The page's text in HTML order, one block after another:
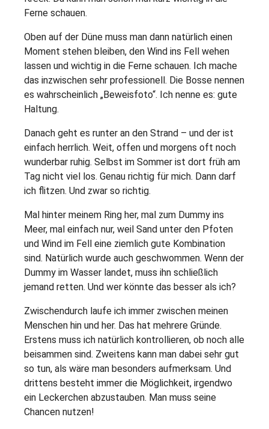
Ferne schauen.
Oben auf der Düne muss man dann natürlich einen
Moment stehen bleiben, den Wind ins Fell wehen
lassen und wichtig in die Ferne schauen. Ich mache
das inzwischen sehr professionell. Die Bosse nennen
es wahrscheinlich „Beweisfoto“. Ich nenne es: gute
Haltung.
Danach geht es runter an den Strand – und der ist
einfach herrlich. Weit, offen und morgens oft noch
wunderbar ruhig. Selbst im Sommer ist dort früh am
Tag nicht viel los. Genau richtig für mich. Dann darf
ich flitzen. Und zwar so richtig.
Mal hinter meinem Ring her, mal zum Dummy ins
Meer, mal einfach nur, weil Sand unter den Pfoten
und Wind im Fell eine ziemlich gute Kombination
sind. Natürlich wurde auch geschwommen. Wenn der
Dummy im Wasser landet, muss ihn schließlich
jemand retten. Und wer könnte das besser als ich?
Zwischendurch laufe ich immer zwischen meinen
Menschen hin und her. Das hat mehrere Gründe.
Erstens muss ich natürlich kontrollieren, ob noch alle
beisammen sind. Zweitens kann man dabei sehr gut
so tun, als wäre man besonders aufmerksam. Und
drittens besteht immer die Möglichkeit, irgendwo
ein Leckerchen abzustauben. Man muss seine
Chancen nutzen!